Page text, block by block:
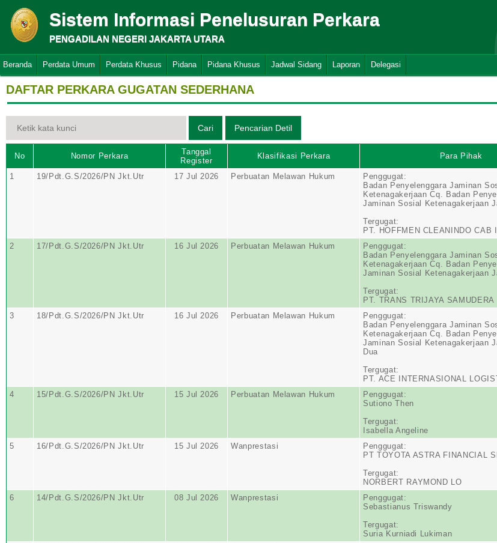
Sistem Informasi Penelusuran Perkara
PENGADILAN NEGERI JAKARTA UTARA
Beranda Perdata Umum Perdata Khusus Pidana Pidana Khusus Jadwal Sidang Laporan Delegasi
DAFTAR PERKARA GUGATAN SEDERHANA
No Nomor Perkara
Tanggal
Register
Klasifikasi Perkara Para Pihak
1 19/Pdt.G.S/2026/PN Jkt.Utr 17 Jul 2026 Perbuatan Melawan Hukum
Penggugat:
Badan Penyelenggara Jaminan
Ketenagakerjaan Cq. Badan
Jaminan Sosial Ketenagakerjaan
Tergugat:
PT. HOFFMEN CLEANINDO CAB
2 17/Pdt.G.S/2026/PN Jkt.Utr 16 Jul 2026 Perbuatan Melawan Hukum
Penggugat:
Badan Penyelenggara Jaminan
Ketenagakerjaan Cq. Badan
Jaminan Sosial Ketenagakerjaan
Tergugat:
PT. TRANS TRIJAYA SAMUDERA
3 18/Pdt.G.S/2026/PN Jkt.Utr 16 Jul 2026 Perbuatan Melawan Hukum
Penggugat:
Badan Penyelenggara Jaminan
Ketenagakerjaan Cq. Badan
Jaminan Sosial Ketenagakerjaan
Dua
Tergugat:
PT. ACE INTERNASIONAL
4 15/Pdt.G.S/2026/PN Jkt.Utr 15 Jul 2026 Perbuatan Melawan Hukum
Penggugat:
Sutiono Then
Tergugat:
Isabella Angeline
5 16/Pdt.G.S/2026/PN Jkt.Utr 15 Jul 2026 Wanprestasi
Penggugat:
PT TOYOTA ASTRA FINANCIAL
Tergugat:
NORBERT RAYMOND LO
6 14/Pdt.G.S/2026/PN Jkt.Utr 08 Jul 2026 Wanprestasi
Penggugat:
Sebastianus Triswandy
Tergugat:
Suria Kurniadi Lukiman